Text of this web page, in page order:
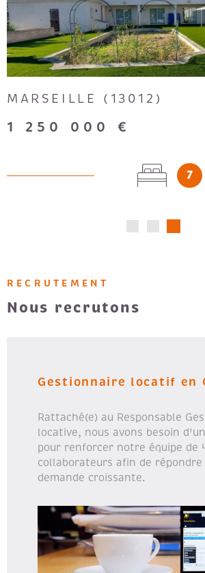
VOIR LE BIEN
MARSEILLE (13012)
1 250 000 €
7
RECRUTEMENT
Nous recrutons
Gestionnaire locatif en
Rattaché(e) au Responsable
locative, nous avons besoin
pour renforcer notre équipe de
collaborateurs afin de répondre
demande croissante.